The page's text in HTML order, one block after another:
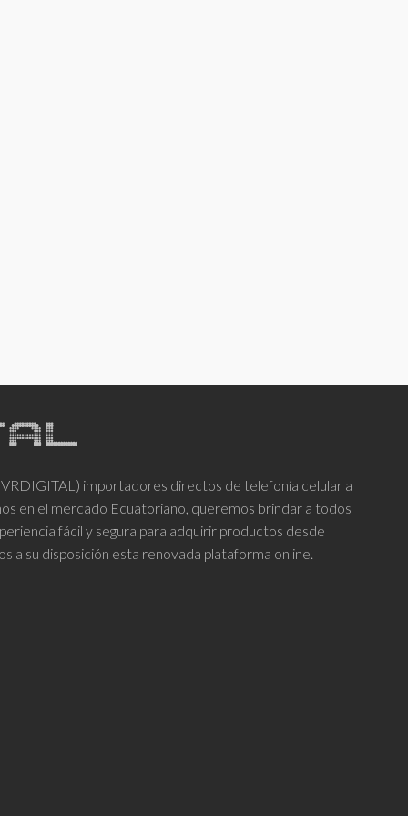
importadores directos de telefonía celular a
en el mercado Ecuatoriano, queremos brindar a todos
fácil y segura para adquirir productos desde
a su disposición esta renovada plataforma online.